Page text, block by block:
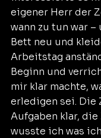
eigener Herr der
wann zu tun war –
Bett neu und
Arbeitstag
Beginn und
mir klar machte,
erledigen sei.
Aufgaben klar,
wusste ich was